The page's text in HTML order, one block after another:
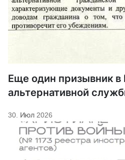
Еще один призывник
альтернативной
30. Июл 2026